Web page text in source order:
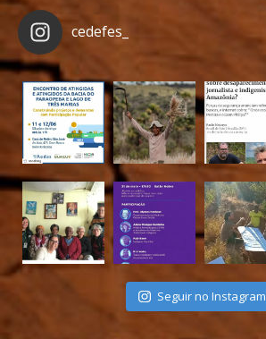
cedefes_
Seguir no Instagram